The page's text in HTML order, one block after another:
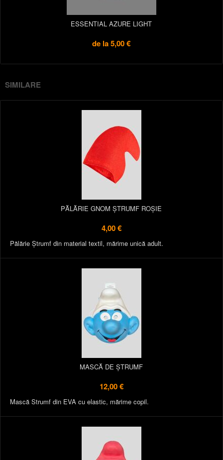
ESSENTIAL AZURE LIGHT
de la5,00 €
SIMILARE
PĂLĂRIE GNOM ȘTRUMF ROȘIE
4,00 €
Pălărie Ștrumf din material textil, mărime unică adult.
MASCĂ DE ȘTRUMF
12,00 €
Mască Strumf din EVA cu elastic, mărime copil.